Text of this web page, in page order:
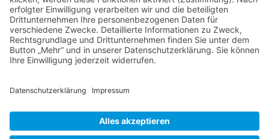
L
durch Dipl.-Ing. Peter
Schaumlöffel
Energieberatung für
Wohngebäude und